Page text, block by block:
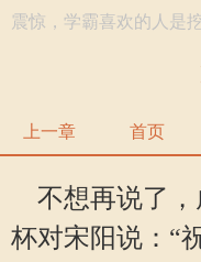
震惊，学霸喜欢的人是
上一章 首页
不想再说了，
杯对宋阳说：“